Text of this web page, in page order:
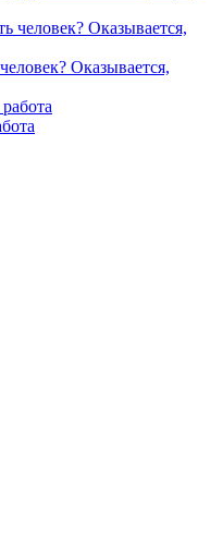
Оказывается,